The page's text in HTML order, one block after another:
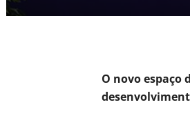
O novo espaço